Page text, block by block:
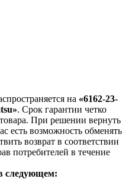
на «6162-23-
. Срок гарантии четко
При решении вернуть
есть возможность обменять
возврат в соответствии
потребителей в течение
следующем: